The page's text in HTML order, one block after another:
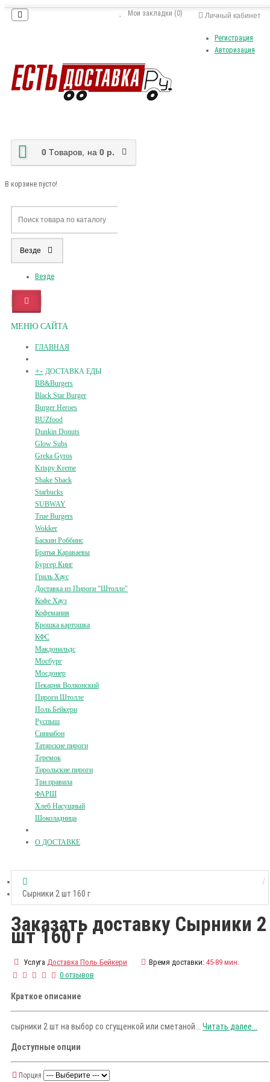
Личный кабинет
Регистрация
Авторизация
Мои закладки (0)
0 Tоваров, на 0 р.
В корзине пусто!
Везде
Везде
МЕНЮ САЙТА
ГЛАВНАЯ
+- ДОСТАВКА ЕДЫ
BB&Burgers
Black Star Burger
Burger Heroes
BUZfood
Dunkin Donuts
Glow Subs
Greka Gyros
Krispy Kreme
Shake Shack
Starbucks
SUBWAY
True Burgers
Wokker
Баскин Роббинс
Братья Караваевы
Бургер Кинг
Гриль Хаус
Доставка из Пироги "Штолле"
Кофе Хауз
Кофемания
Крошка картошка
КФС
Макдональдс
Мосбург
Мосдонер
Пекарня Волконский
Пироги Штолле
Поль Бейкери
Руспыш
Синнабон
Татарские пироги
Теремок
Тирольские пироги
Три правила
ФАРШ
Хлеб Насущный
Шоколадница
О ДОСТАВКЕ
Сырники 2 шт 160 г
Заказать доставку Сырники 2
шт 160 г
Услуга Доставка Поль Бейкери Время доставки: 45-89 мин.
0 отзывов
Краткое описание
сырники 2 шт на выбор со сгущенкой или сметаной... Читать далее...
Доступные опции
Порция